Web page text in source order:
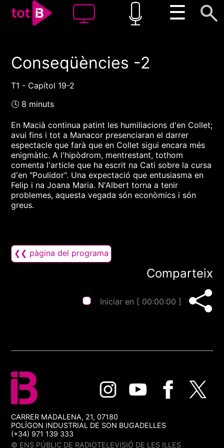
☰
00:00 00:00
1x
Conseqüències -2
T1 - Capítol 19-2
🕓 8 minuts
En Macià continua patint les humiliacions d'en Collet;
avui fins i tot a Manacor presenciaran el darrer
espectacle que farà que en Collet sigui encara més
enigmàtic. A l'hipòdrom, mentrestant, tothom
comenta l'article que ha escrit na Cati sobre la cursa
d'en "Poulidor". Una expectació que entusiasma en
Felip i na Joana Maria. N'Albert torna a tenir
problemes, aquesta vegada són econòmics i són
greus.
❮❮ pàgina del programa
Comparteix
Iniciar en [ 00:00:00 ]
CARRER MADALENA, 21, 07180
POLÍGON INDUSTRIAL DE SON BUGADELLES
(+34) 971 139 333
© ENS PÚBLIC DE RADIOTELEVISIÓ DE LES ILLES